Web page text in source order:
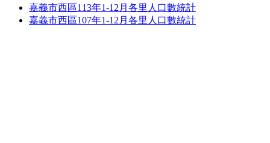
嘉義市西區113年1-12月各里人口數統計
嘉義市西區107年1-12月各里人口數統計